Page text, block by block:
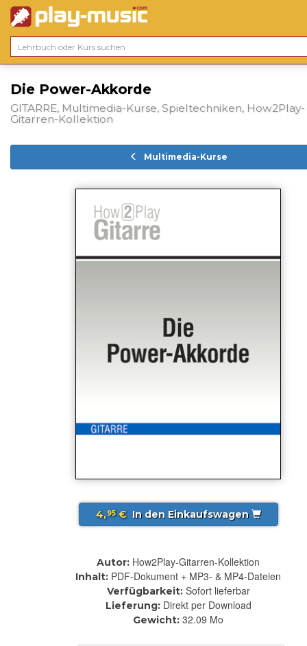
Die Power-Akkorde
GITARRE, Multimedia-Kurse, Spieltechniken, How2Play-
Gitarren-Kollektion
Multimedia-Kurse
4,95€ In den Einkaufswagen
Autor: How2Play-Gitarren-Kollektion
Inhalt: PDF-Dokument + MP3- & MP4-Dateien
Verfügbarkeit: Sofort lieferbar
Lieferung: Direkt per Download
Gewicht: 32.09 Mo